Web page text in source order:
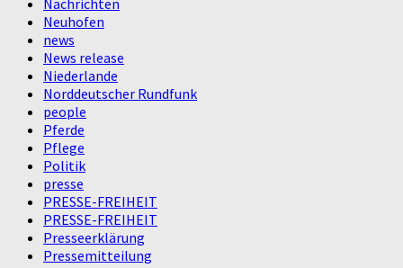
Neuhofen
news
News release
Niederlande
Norddeutscher Rundfunk
people
Pferde
Pflege
Politik
presse
PRESSE-FREIHEIT
PRESSE-FREIHEIT
Presseerklärung
Pressemitteilung